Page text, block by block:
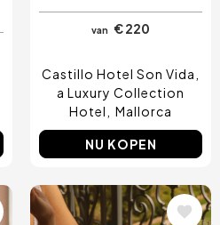
van € 220
Castillo Hotel Son Vida,
a Luxury Collection
Hotel
Mallorca
NU KOPEN
Afbeelding